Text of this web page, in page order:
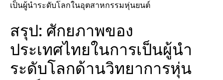
เป็นผู้นำระดับโลกในอุตสาหกรรมหุ่นยนต์
สรุป: ศักยภาพของ
ประเทศไทยในการเป็นผู้นำ
ระดับโลกด้านวิทยาการหุ่น